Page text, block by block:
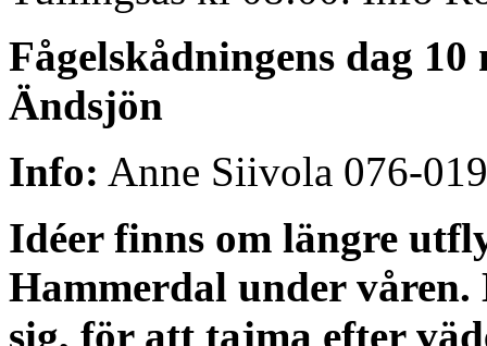
Fågelskådningens dag
Ändsjön
Info: Anne Siivola 076-
Idéer finns om längre
Hammerdal under
sig, för att tajma efter